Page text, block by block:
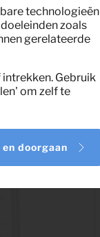
technologieën
zoals
gerelateerde
Gebruik
om zelf te
doorgaan